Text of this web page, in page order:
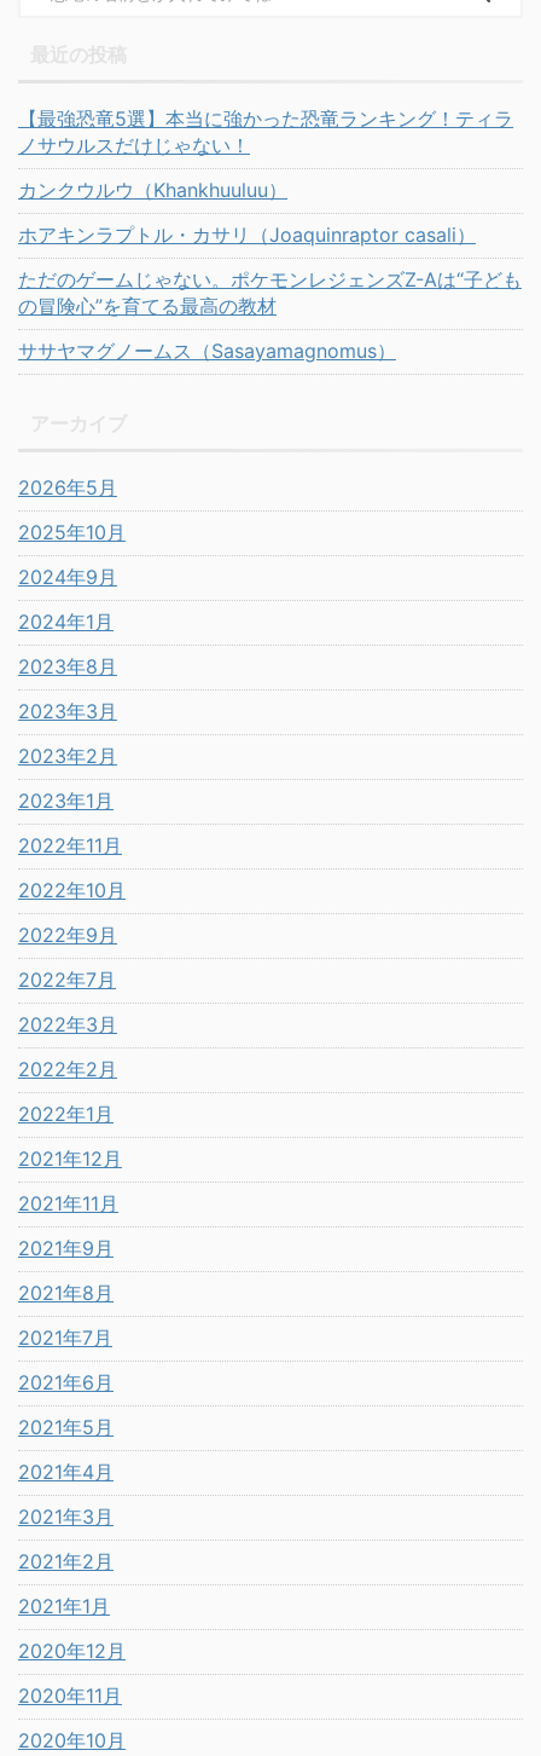
【最強恐竜5選】本当に強かった恐竜ランキング！ティラ
ノサウルスだけじゃない！
カンクウルウ（Khankhuuluu）
ホアキンラプトル・カサリ（Joaquinraptor casali）
ただのゲームじゃない。ポケモンレジェンズZ-Aは“子ども
の冒険心”を育てる最高の教材
ササヤマグノームス（Sasayamagnomus）
2026年5月
2025年10月
2024年9月
2024年1月
2023年8月
2023年3月
2023年2月
2023年1月
2022年11月
2022年10月
2022年9月
2022年7月
2022年3月
2022年2月
2022年1月
2021年12月
2021年11月
2021年9月
2021年8月
2021年7月
2021年6月
2021年5月
2021年4月
2021年3月
2021年2月
2021年1月
2020年12月
2020年11月
2020年10月